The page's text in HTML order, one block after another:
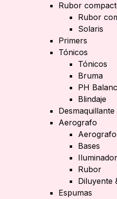
Rubor
Rubor
Solaris
Primers
Tónicos
Tónicos
Bruma
PH
Blindaje
Desmaquillante
Aerografo
Aerografo
Bases
Iluminador
Rubor
Diluyente
Espumas